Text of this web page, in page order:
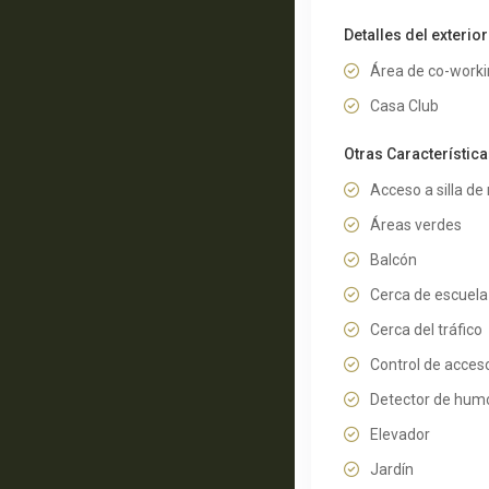
Detalles del exterior
Área de co-
Casa Club
Otras
Acceso a silla de
Áreas verdes
Balcón
Cerca de escuela
Cerca del tráfico
Control de
Detector de
Elevador
Jardín